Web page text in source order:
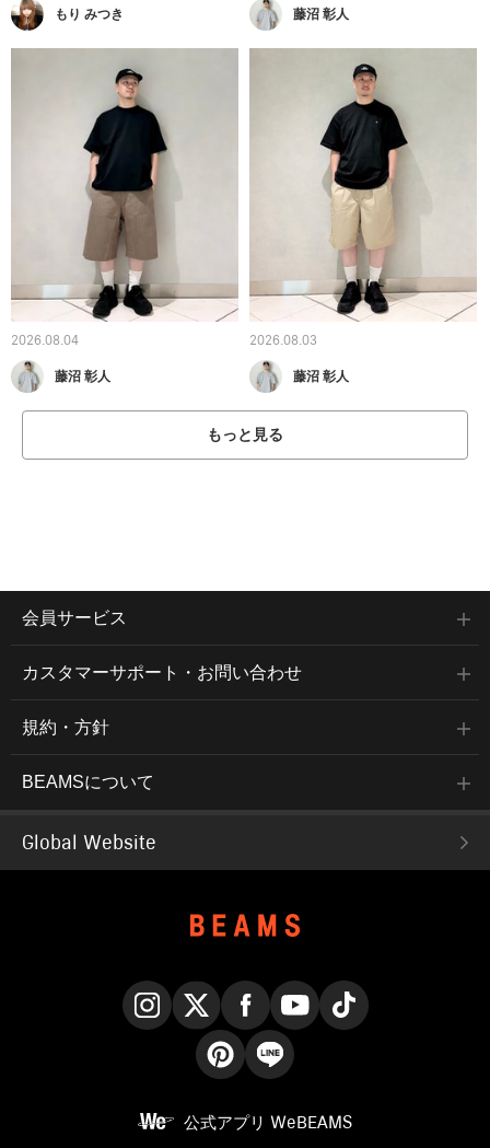
もり みつき 藤沼 彰人
2026.08.04
藤沼 彰人
2026.08.03
藤沼 彰人
もっと見る
会員サービス
カスタマーサポート・お問い合わせ
規約・方針
BEAMSについて
Global Website
公式アプリ WeBEAMS